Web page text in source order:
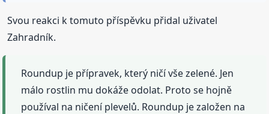
Svou reakci k tomuto příspěvku přidal uživatel
Zahradník.
Roundup je přípravek, který ničí vše zelené. Jen
málo rostlin mu dokáže odolat. Proto se hojně
používal na ničení plevelů. Roundup je založen na